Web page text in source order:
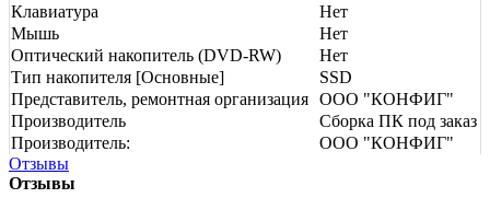
Клавиатура
Нет
Мышь
Нет
Оптический накопитель (DVD-RW)
Нет
Тип накопителя [Основные]
SSD
Представитель, ремонтная организация ООО "КОНФИГ"
Производитель
Сборка ПК под заказ
Производитель:
ООО "КОНФИГ"
Отзывы
Отзывы